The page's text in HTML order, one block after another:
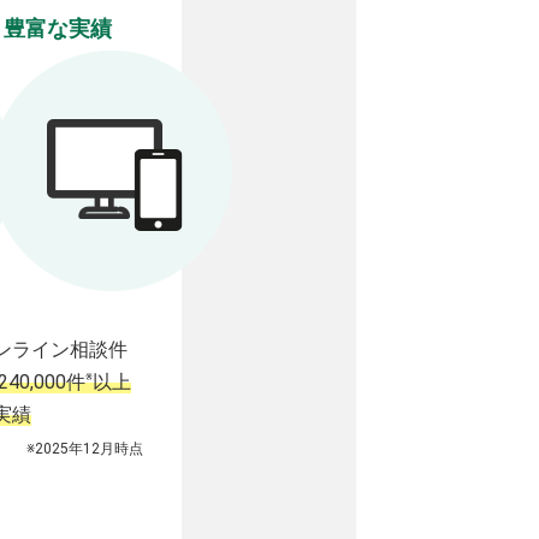
豊富な実績
ライン相談件
件※以上
績
※2025年12月時点